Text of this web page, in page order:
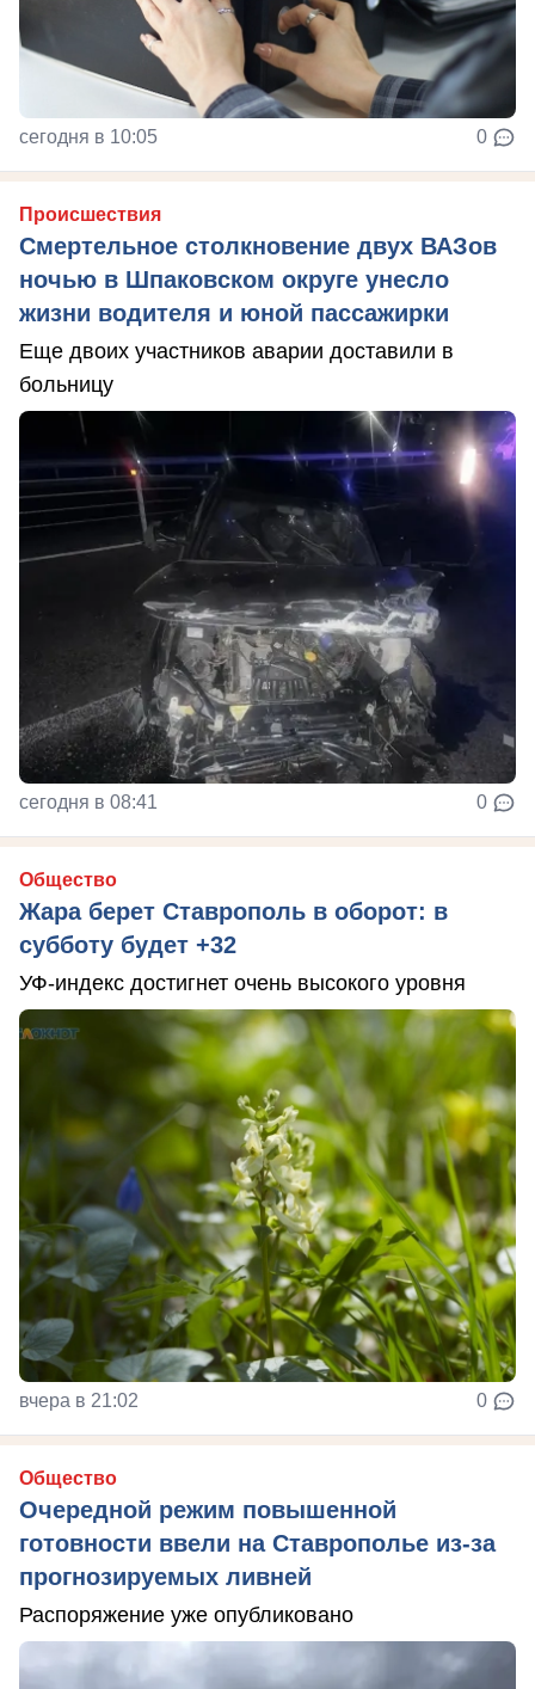
сегодня в 10:05 0
Происшествия
Смертельное столкновение двух ВАЗов
ночью в Шпаковском округе унесло
жизни водителя и юной пассажирки
Еще двоих участников аварии доставили в
больницу
сегодня в 08:41 0
Общество
Жара берет Ставрополь в оборот: в
субботу будет +32
УФ-индекс достигнет очень высокого уровня
вчера в 21:02 0
Общество
Очередной режим повышенной
готовности ввели на Ставрополье из-за
прогнозируемых ливней
Распоряжение уже опубликовано